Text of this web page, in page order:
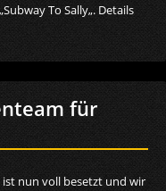
To Sally„. Details
für
ist nun voll besetzt und wir